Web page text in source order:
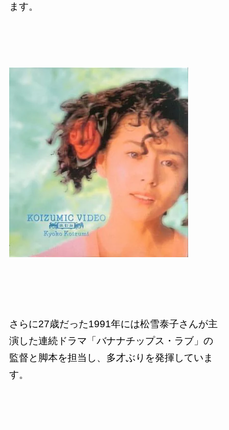
ます。
さらに27歳だった1991年には松雪泰子さんが主
演した連続ドラマ「バナナチップス・ラブ」の
監督と脚本を担当し、多才ぶりを発揮していま
す。